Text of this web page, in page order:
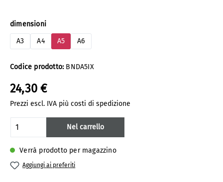
Codice prodotto: BNDA5IX
24,30 €
Prezzi escl. IVA più costi di spedizione
Verrà prodotto per magazzino
Seleziona
dimensioni
A3
A4 A5 A6
Quantità del prodotto: inserisci la
Nel carrello
Aggiungi ai preferiti